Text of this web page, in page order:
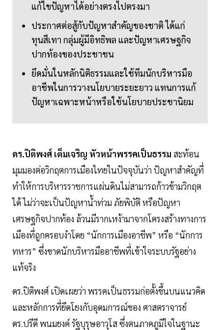
แก้ไขปัญหาได้อย่างตรงไปตรงมา
ประกาศต่อสู้กับปัญหาสำคัญของชาติ ได้แก่
ทุนสีเทา กลุ่มผู้มีอิทธิพล และปัญหาเศรษฐกิจ
ปากท้องของประชาชน
ยึดมั่นในหลักนิติธรรมและใช้ทีมนักบริหารมือ
อาชีพในการวางนโยบายระยะยาว แทนการแก้
ปัญหาเฉพาะหน้าหรือใช้นโยบายประชานิยม
ดร.ปิติพงศ์ เต็มเจริญ หัวหน้าพรรคเป็นธรรม สะท้อน
มุมมองต่อวิกฤตการเมืองไทยในปัจจุบันว่า ปัญหาสำคัญที่
ทำให้การบริหารราชการแผ่นดินไม่สามารถก้าวข้ามวิกฤต
ได้ ไม่ว่าจะเป็นปัญหาน้ำท่วม ภัยพิบัติ หรือปัญหา
เศรษฐกิจปากท้อง ล้วนมีรากเหง้ามาจากโครงสร้างทางการ
เมืองที่ถูกครอบงำโดย “นักการเมืองอาชีพ” หรือ “นักการ
ทหาร” ซึ่งขาดนักบริหารมืออาชีพที่เข้าใจระบบรัฐอย่าง
แท้จริง
ดร.ปิติพงศ์ เปิดเผยว่า พรรคเป็นธรรมก่อตั้งขึ้นบนแนวคิด
และหลักการที่ยึดโยงกับอุดมการณ์ของ ศาสตราจารย์
ดร.ปรีดี พนมยงค์ รัฐบุรุษอาวุโส ซึ่งตนภาคภูมิใจในฐานะ